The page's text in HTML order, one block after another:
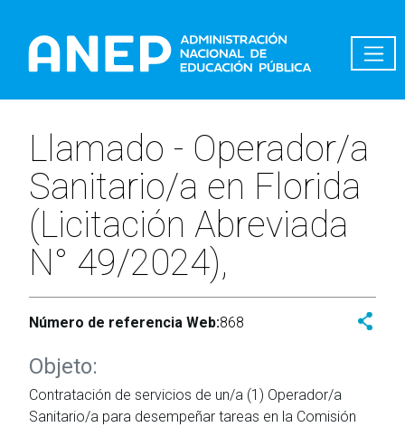
Llamado - Operador/a
Sanitario/a en Florida
(Licitación Abreviada
N° 49/2024),
Número de referencia Web:868
Objeto:
Contratación de servicios de un/a (1) Operador/a
Sanitario/a para desempeñar tareas en la Comisión